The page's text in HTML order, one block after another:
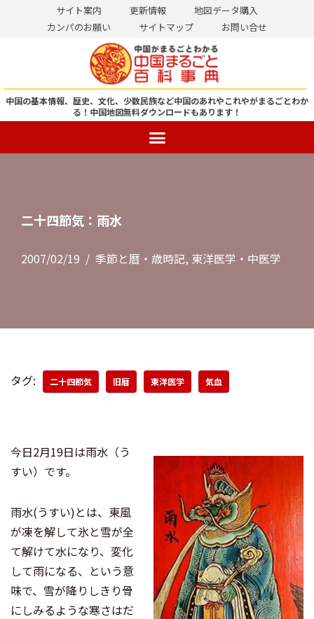
ン
ツ
ス
サイト案内 更新情報
地図データ購入
カンパのお願い
サイトマップ お問い合せ
中国の基本情報、歴史、文化、少数民族など中国のあれやこれやがまるごとわか
る！ 中国地図無料ダウンロードもあります！
二十四節気：雨水
2007/02/19 季節と暦・歳時記, 東洋医学・中医学
タグ: 二十四節気 旧暦 東洋医学 気血
今日2月19日は雨水（う
すい）です。
雨水(うすい)とは、東風
が凍を解して氷と雪が全
て解けて水になり、変化
して雨になる、という意
味で、雪が降りしきり骨
にしみるような寒さはだ